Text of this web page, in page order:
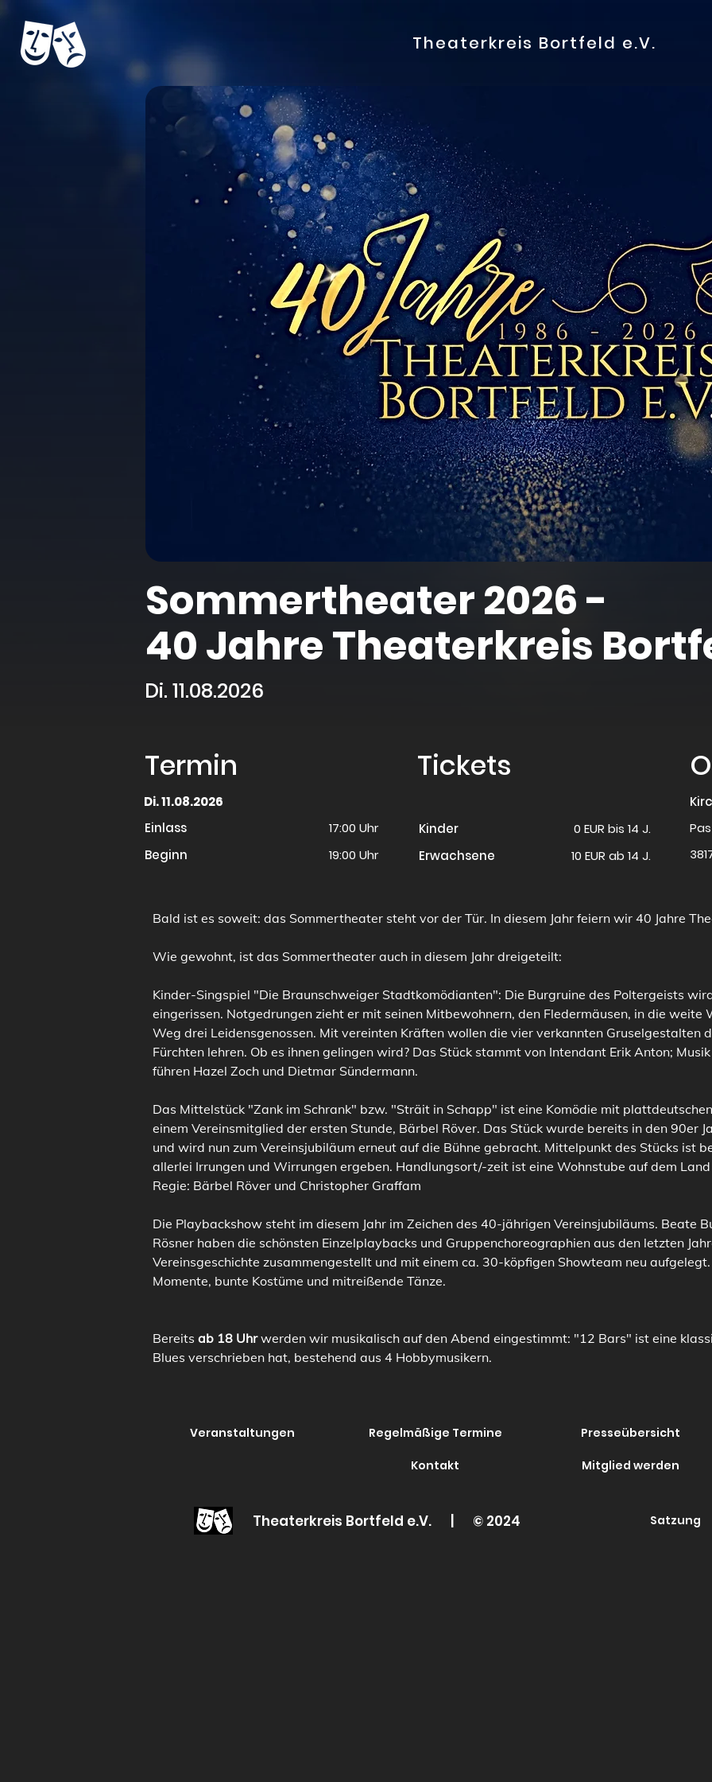
Theaterkreis Bortfeld e.V.
Sommertheater 2026 -
40 Jahre Theaterkreis
Di. 11.08.2026
Termin
Di. 11.08.2026
Einlass
17:00 Uhr
Beginn
19:00 Uhr
Tickets
Kinder
0 EUR bis 14 J.
Erwachsene
10 EUR ab 14 J.
Bald ist es soweit: das Sommertheater steht vor der Tür. In diesem Jahr feiern wir 40 Jahre
Wie gewohnt, ist das Sommertheater auch in diesem Jahr dreigeteilt:
Kinder-Singspiel "Die Braunschweiger Stadtkomödianten": Die Burgruine des Poltergeists
eingerissen. Notgedrungen zieht er mit seinen Mitbewohnern, den Fledermäusen, in die
Weg drei Leidensgenossen. Mit vereinten Kräften wollen die vier verkannten Gruselgestalten
Fürchten lehren. Ob es ihnen gelingen wird? Das Stück stammt von Intendant Erik Anton;
führen Hazel Zoch und Dietmar Sündermann.
Das Mittelstück "Zank im Schrank" bzw. "Sträit in Schapp" ist eine Komödie mit
einem Vereinsmitglied der ersten Stunde, Bärbel Röver. Das Stück wurde bereits in den 90er
und wird nun zum Vereinsjubiläum erneut auf die Bühne gebracht. Mittelpunkt des Stücks ist
allerlei Irrungen und Wirrungen ergeben. Handlungsort/-zeit ist eine Wohnstube auf dem Land
Regie: Bärbel Röver und Christopher Graffam
Die Playbackshow steht im diesem Jahr im Zeichen des 40-jährigen Vereinsjubiläums. Beate
Rösner haben die schönsten Einzelplaybacks und Gruppenchoreographien aus den letzten
Vereinsgeschichte zusammengestellt und mit einem ca. 30-köpfigen Showteam neu
Momente, bunte Kostüme und mitreißende Tänze.
Bereits ab 18 Uhr werden wir musikalisch auf den Abend eingestimmt: "12 Bars" ist eine
Blues verschrieben hat, bestehend aus 4 Hobbymusikern.
Veranstaltungen Regelmäßige Termine Presseübersicht
Kontakt Mitglied werden
Theaterkreis Bortfeld e.V. | © 2024 Satzung